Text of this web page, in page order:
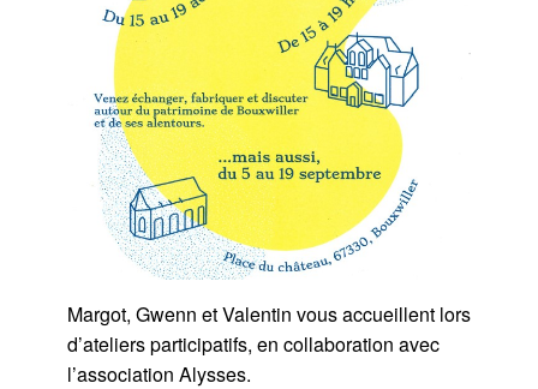
Margot, Gwenn et Valentin vous accueillent lors
d’ateliers participatifs, en collaboration avec
l’association Alysses.